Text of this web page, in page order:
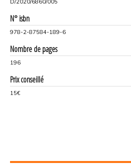
N° isbn
978-2-87584-189-6
Nombre de pages
196
Prix conseillé
15€